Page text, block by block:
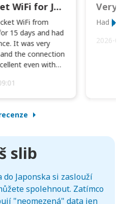
Great Pocket WiFi for Japan Travel
WiFi from
15 days and had
It was very
the connection
even with
Very
Had
2026-
slib
do Japonska si zaslouží
spolehnout. Zatímco
"neomezená" data jen